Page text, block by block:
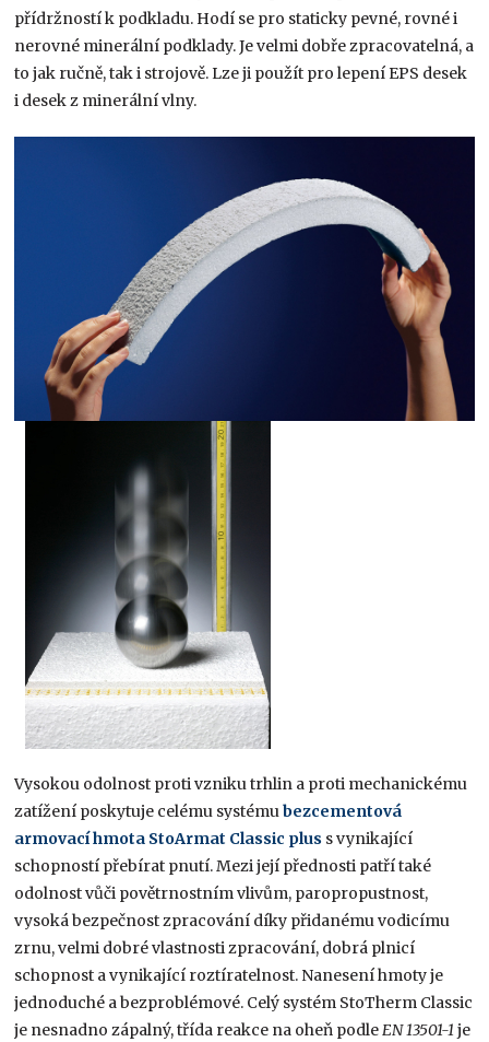
přídržností k podkladu. Hodí se pro staticky pevné, rovné i
nerovné minerální podklady. Je velmi dobře zpracovatelná, a
to jak ručně, tak i strojově. Lze ji použít pro lepení EPS desek
i desek z minerální vlny.
Vysokou odolnost proti vzniku trhlin a proti mechanickému
zatížení poskytuje celému systémubezcementová
armovací hmota StoArmat Classic plus s vynikající
schopností přebírat pnutí. Mezi její přednosti patří také
odolnost vůči povětrnostním vlivům, paropropustnost,
vysoká bezpečnost zpracování díky přidanému vodicímu
zrnu, velmi dobré vlastnosti zpracování, dobrá plnicí
schopnost a vynikající roztíratelnost. Nanesení hmoty je
jednoduché a bezproblémové. Celý systém StoTherm Classic
je nesnadno zápalný, třída reakce na oheň podleEN 13501-1 je